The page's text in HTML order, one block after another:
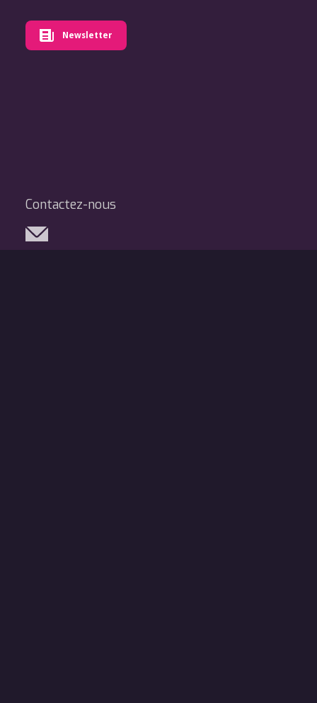
Newsletter
Contactez-nous